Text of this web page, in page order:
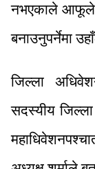
नभएकाले आफूले
बनाउनुपर्नेमा
जिल्ला
सदस्यीय जिल्ला